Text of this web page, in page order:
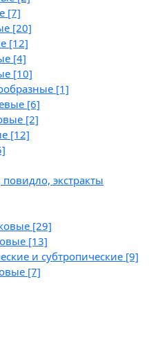
[7]
[20]
[12]
[4]
[10]
[1]
[6]
[2]
[12]
экстракты
[29]
[13]
и субтропические [9]
[7]